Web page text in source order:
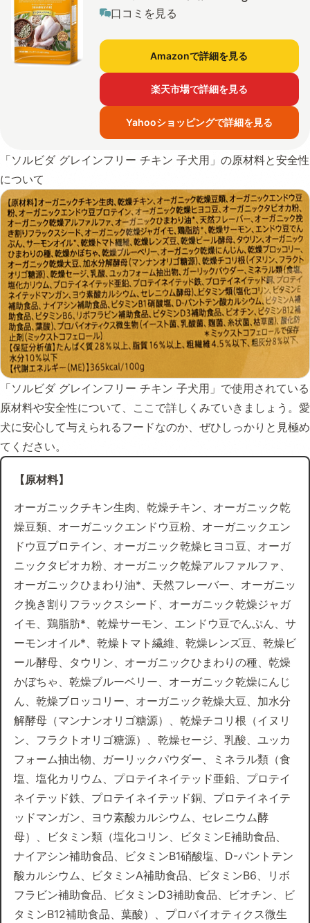
口コミを見る
Amazonで詳細を見る
楽天市場で詳細を見る
Yahooショッピングで詳細を見る
「ソルビダ グレインフリー チキン 子犬用」の原材料と安全性
について
「ソルビダ グレインフリー チキン 子犬用」で使用されている
原材料や安全性について、ここで詳しくみていきましょう。愛
犬に安心して与えられるフードなのか、ぜひしっかりと見極め
てください。
【原材料】
オーガニックチキン生肉、乾燥チキン、オーガニック乾
燥豆類、オーガニックエンドウ豆粉、オーガニックエン
ドウ豆プロテイン、オーガニック乾燥ヒヨコ豆、オーガ
ニックタピオカ粉、オーガニック乾燥アルファルファ、
オーガニックひまわり油*、天然フレーバー、オーガニッ
ク挽き割りフラックスシード、オーガニック乾燥ジャガ
イモ、鶏脂肪*、乾燥サーモン、エンドウ豆でんぷん、サ
ーモンオイル*、乾燥トマト繊維、乾燥レンズ豆、乾燥ビ
ール酵母、タウリン、オーガニックひまわりの種、乾燥
かぼちゃ、乾燥ブルーベリー、オーガニック乾燥にんじ
ん、乾燥ブロッコリー、オーガニック乾燥大豆、加水分
解酵母（マンナンオリゴ糖源）、乾燥チコリ根（イヌリ
ン、フラクトオリゴ糖源）、乾燥セージ、乳酸、ユッカ
フォーム抽出物、ガーリックパウダー、ミネラル類（食
塩、塩化カリウム、プロテイネイテッド亜鉛、プロテイ
ネイテッド鉄、プロテイネイテッド銅、プロテイネイテ
ッドマンガン、ヨウ素酸カルシウム、セレニウム酵
母）、ビタミン類（塩化コリン、ビタミンE補助食品、
ナイアシン補助食品、ビタミンB1硝酸塩、D-パントテン
酸カルシウム、ビタミンA補助食品、ビタミンB6、リボ
フラビン補助食品、ビタミンD3補助食品、ビオチン、ビ
タミンB12補助食品、葉酸）、プロバイオティクス微生